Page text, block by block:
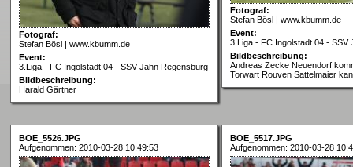
Fotograf:
Stefan Bösl | www.kbumm.de
Event:
3.Liga - FC Ingolstadt 04 - SSV Jahn Regensburg
Bildbeschreibung:
Harald Gärtner
Fotograf:
Stefan Bösl | www.kbumm.de
Event:
3.Liga - FC Ingolstadt 04 - SSV
Bildbeschreibung:
Andreas Zecke Neuendorf
Torwart Rouven Sattelmaier
BOE_5526.JPG
Aufgenommen: 2010-03-28 10:49:53
BOE_5517.JPG
Aufgenommen: 2010-03-28